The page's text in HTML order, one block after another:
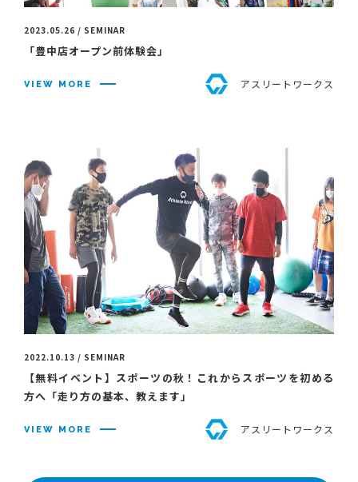
2023.05.26 / SEMINAR
「豊中店オープン前体験会」
VIEW MORE アスリートワークス
2022.10.13 / SEMINAR
【無料イベント】スポーツの秋！これからスポーツを初める
方へ「走り方の基本、教えます」
VIEW MORE アスリートワークス